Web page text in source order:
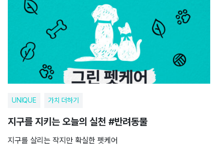
UNIQUE 가치 더하기
지구를 지키는 오늘의 실천 #반려동물
지구를 살리는 작지만 확실한 펫케어